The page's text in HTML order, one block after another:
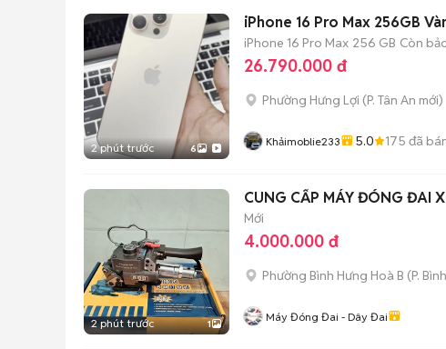
2 phút trước 6
iPhone 16 Pro Max 256GB
iPhone 16 Pro Max 256 GB Còn
26.790.000 đ
Phường Hưng Lợi (P. Tân An mới)
Khảimoblie233 5.0 175 đã
2 phút trước 1
CUNG CẤP MÁY ĐÓNG ĐAI
Mới
4.000.000 đ
Phường Bình Hưng Hoà B (P.
Máy Đóng Đai - Dây Đai